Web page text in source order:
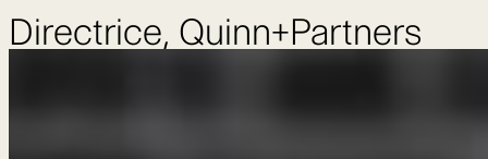
Directrice, Quinn+Partners